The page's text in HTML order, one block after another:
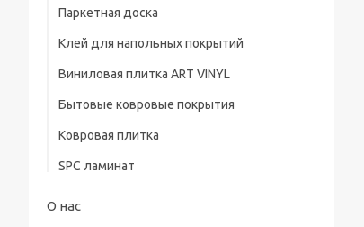
Паркетная доска
Клей для напольных покрытий
Виниловая плитка ART VINYL
Бытовые ковровые покрытия
Ковровая плитка
SPC ламинат
О нас